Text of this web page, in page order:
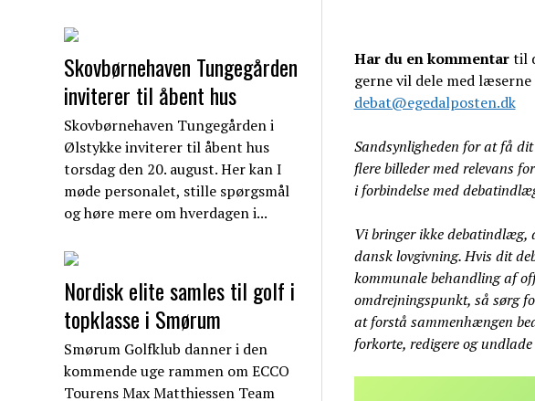
Skovbørnehaven Tungegården
inviterer til åbent hus
Skovbørnehaven Tungegården i
Ølstykke inviterer til åbent hus
torsdag den 20. august. Her kan I
møde personalet, stille spørgsmål
og høre mere om hverdagen i...
Nordisk elite samles til golf i
topklasse i Smørum
Smørum Golfklub danner i den
kommende uge rammen om ECCO
Tourens Max Matthiessen Team
Har du en kommentartil
gerne vil dele med læserne
debat@egedalposten.dk
Sandsynligheden for at få
flere billeder med relevans
i forbindelse med
Vi bringer ikke debatindlæg,
dansk lovgivning. Hvis dit
kommunale behandling af
omdrejningspunkt, så sørg
at forstå sammenhængen
forkorte, redigere og